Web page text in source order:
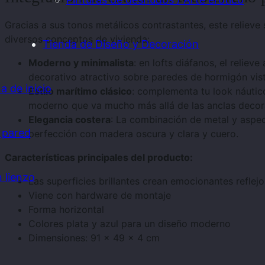
Tienda de Diseño y Decoración
de inicio
lienzo
Gracias a sus tonos metálicos contrastantes, este relieve
diversos conceptos de vivienda:
Moderno y minimalista: en lofts diáfanos, el relieve
decorativo atractivo sobre paredes de hormigón
Estilo marítimo clásico: complementa tu look
moderno que va mucho más allá de las anclas
Elegancia costera: La combinación de metal y
perfección con madera oscura y clara y cuero.
Características principales del producto:
Las superficies brillantes crean emocionantes
Viene con hardware de montaje
Forma horizontal
Colores plata y azul para un diseño moderno
Dimensiones: 91 × 49 × 4 cm